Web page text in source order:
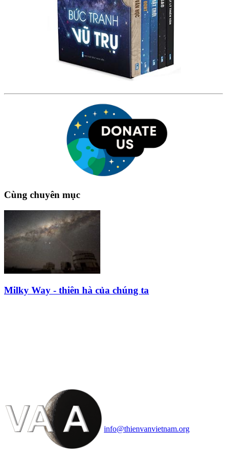
Cùng chuyên mục
Milky Way - thiên hà của chúng ta
info@thienvanvietnam.org